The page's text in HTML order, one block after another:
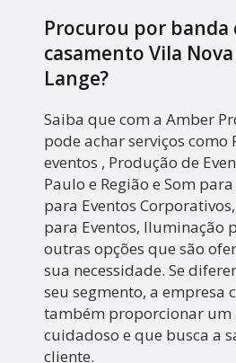
Procurou por banda
casamento Vila
Lange?
Saiba que com a Amber
pode achar serviços como
eventos , Produção de
Paulo e Região e Som
para Eventos
para Eventos, Iluminação
outras opções que são
sua necessidade. Se
seu segmento, a empresa
também proporcionar um
cuidadoso e que busca a
cliente.